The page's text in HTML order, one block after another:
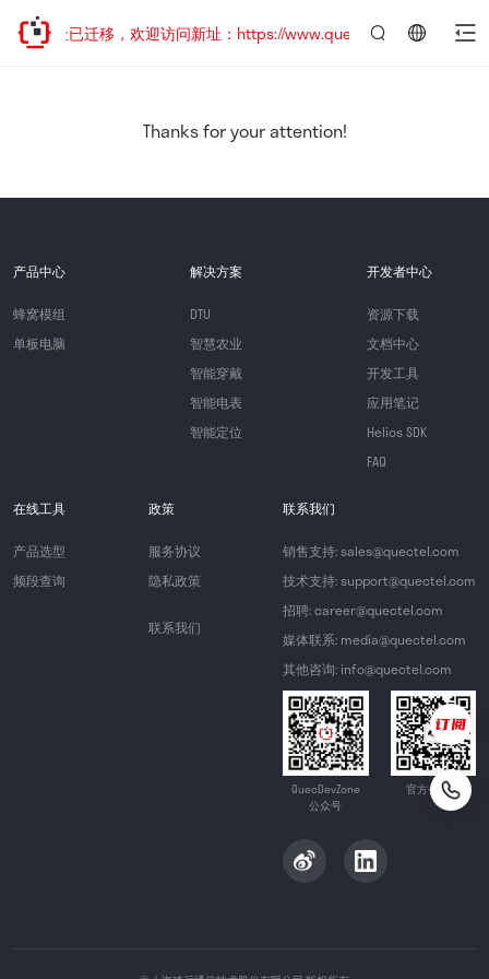
网站地址已迁移，欢迎访问新址：https://www.quectel.com.cn
Thanks for your attention!
产品中心
蜂窝模组
单板电脑
解决方案
DTU
智慧农业
智能穿戴
智能电表
智能定位
开发者中心
资源下载
文档中心
开发工具
应用笔记
Helios SDK
FAQ
在线工具
产品选型
频段查询
政策
服务协议
隐私政策
联系我们
联系我们
销售支持: sales@quectel.com
技术支持: support@quectel.com
招聘: career@quectel.com
媒体联系: media@quectel.com
其他咨询: info@quectel.com
QuecDevZone
公众号
官方公众号